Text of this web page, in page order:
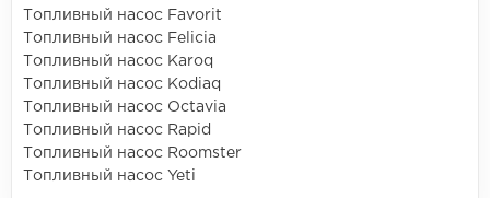
Топливный насос Favorit
Топливный насос Felicia
Топливный насос Karoq
Топливный насос Kodiaq
Топливный насос Octavia
Топливный насос Rapid
Топливный насос Roomster
Топливный насос Yeti